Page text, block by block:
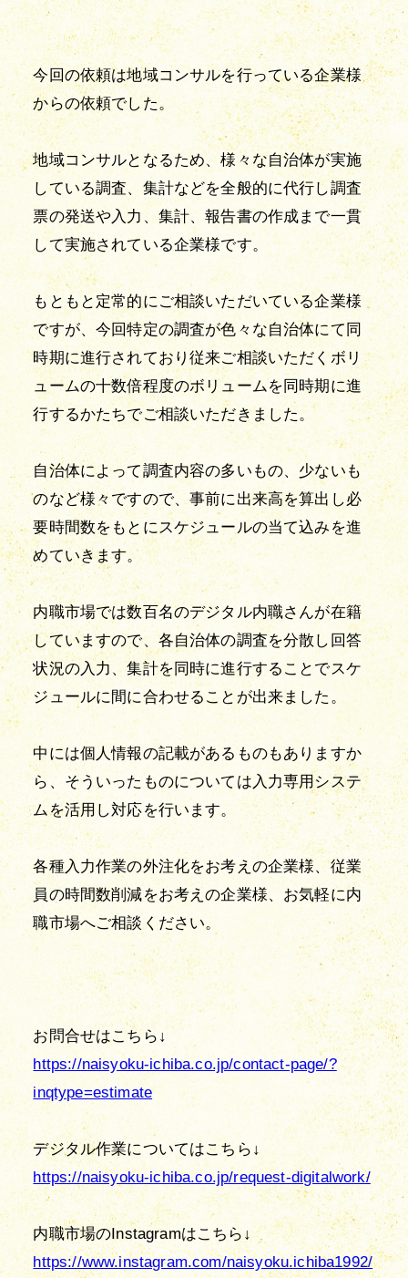
今回の依頼は地域コンサルを行っている企業様
からの依頼でした。
地域コンサルとなるため、様々な自治体が実施
している調査、集計などを全般的に代行し調査
票の発送や入力、集計、報告書の作成まで一貫
して実施されている企業様です。
もともと定常的にご相談いただいている企業様
ですが、今回特定の調査が色々な自治体にて同
時期に進行されており従来ご相談いただくボリ
ュームの十数倍程度のボリュームを同時期に進
行するかたちでご相談いただきました。
自治体によって調査内容の多いもの、少ないも
のなど様々ですので、事前に出来高を算出し必
要時間数をもとにスケジュールの当て込みを進
めていきます。
内職市場では数百名のデジタル内職さんが在籍
していますので、各自治体の調査を分散し回答
状況の入力、集計を同時に進行することでスケ
ジュールに間に合わせることが出来ました。
中には個人情報の記載があるものもありますか
ら、そういったものについては入力専用システ
ムを活用し対応を行います。
各種入力作業の外注化をお考えの企業様、従業
員の時間数削減をお考えの企業様、お気軽に内
職市場へご相談ください。
https://naisyoku-ichiba.co.jp/contact-page/?
inqtype=estimate
デジタル作業についてはこちら↓
https://naisyoku-ichiba.co.jp/request-digitalwork/
内職市場のInstagramはこちら↓
https://www.instagram.com/naisyoku.ichiba1992/